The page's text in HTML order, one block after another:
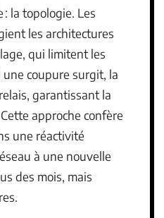
la topologie. Les
les architectures
qui limitent les
coupure surgit, la
garantissant la
approche confère
une réactivité
à une nouvelle
des mois, mais